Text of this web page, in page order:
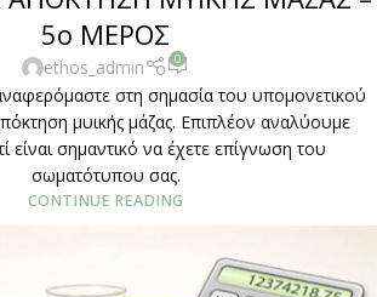
5ο ΜΕΡΟΣ
ethos_admin 0
στη σημασία του υπομονετικού
μυικής μάζας. Επιπλέον αναλύουμε
είναι σημαντικό να έχετε επίγνωση του
σωματότυπου σας.
CONTINUE READING